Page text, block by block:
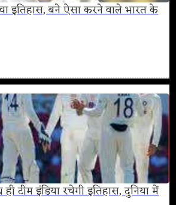
इतिहास, बने ऐसा करने वाले भारत के
टीम इंडिया रचेगी इतिहास, दुनिया में